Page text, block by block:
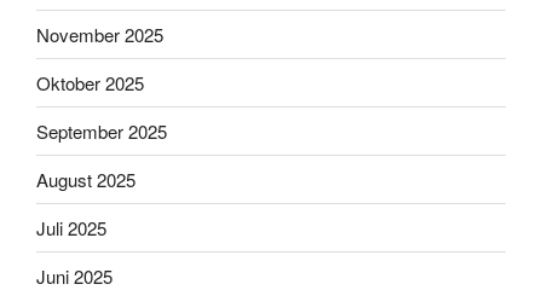
November 2025
Oktober 2025
September 2025
August 2025
Juli 2025
Juni 2025